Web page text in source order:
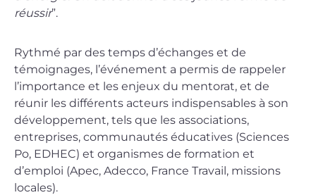
réussir”.
Rythmé par des temps d’échanges et de
témoignages, l’événement a permis de rappeler
l’importance et les enjeux du mentorat, et de
réunir les différents acteurs indispensables à son
développement, tels que les associations,
entreprises, communautés éducatives (Sciences
Po, EDHEC) et organismes de formation et
d’emploi (Apec, Adecco, France Travail, missions
locales).